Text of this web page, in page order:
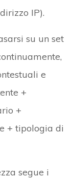
IP).
su un set
e
+
+
+ tipologia di
segue i